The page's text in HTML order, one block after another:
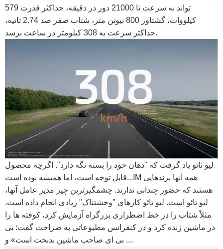
تواند به سرعت تا 21000 دور در دقیقه، حداکثر قدرت 579
کیلووات، گشتاور 800 نیوتن متر، شتاب صفر صد 2.74 ثانیه،
حداکثر سرعت به 308 کیلومتر در ساعت برسد.
لیو تائو یاد گرفت که "دهان خود را بسته نگه دارد". اگرچه محصول
قابل توجه است، اما همیشه بوده است...IM همه آنها برندهایی
هستند که حضور چندانی ندارند. چشمگیرترین چیز مدیر عامل آنها،
لیو تائو است. لیو تائو کارهای "وحشتناک" زیادی انجام داده است.
مثلاً شتاب را در خط اضطراری بزرگراه آزمایش کرد، کوفته ها را
در ماشین زنده کرد و در کنفرانس مطبوعاتی به صراحت گفت: بی
بی ای صاحب ماشین بدبخت است» و ....